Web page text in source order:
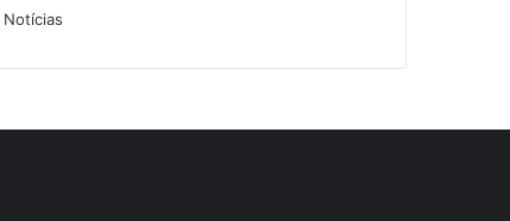
Notícias